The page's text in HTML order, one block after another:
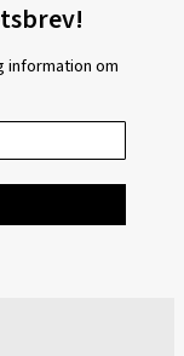
information om